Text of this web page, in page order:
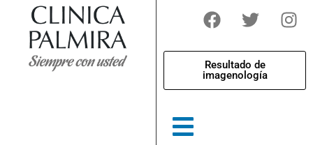
Resultado de
imagenología